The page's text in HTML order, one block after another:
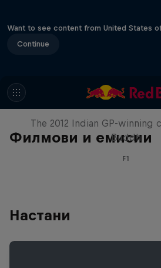
Want to see content from United States
Continue
Филмови и емисии
F1 Car Returns
The 2012 Indian GP-winning
Buddh
F1
Настани